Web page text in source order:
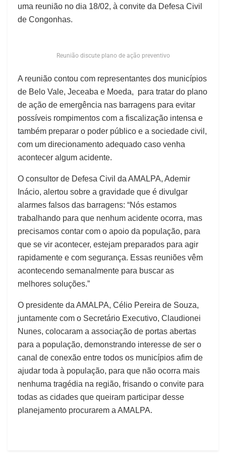
uma reunião no dia 18/02, à convite da Defesa Civil
de Congonhas.
Reunião discute plano de ação preventivo
A reunião contou com representantes dos municípios
de Belo Vale, Jeceaba e Moeda, para tratar do plano
de ação de emergência nas barragens para evitar
possíveis rompimentos com a fiscalização intensa e
também preparar o poder público e a sociedade civil,
com um direcionamento adequado caso venha
acontecer algum acidente.
O consultor de Defesa Civil da AMALPA, Ademir
Inácio, alertou sobre a gravidade que é divulgar
alarmes falsos das barragens: “Nós estamos
trabalhando para que nenhum acidente ocorra, mas
precisamos contar com o apoio da população, para
que se vir acontecer, estejam preparados para agir
rapidamente e com segurança. Essas reuniões vêm
acontecendo semanalmente para buscar as
melhores soluções.”
O presidente da AMALPA, Célio Pereira de Souza,
juntamente com o Secretário Executivo, Claudionei
Nunes, colocaram a associação de portas abertas
para a população, demonstrando interesse de ser o
canal de conexão entre todos os municípios afim de
ajudar toda à população, para que não ocorra mais
nenhuma tragédia na região, frisando o convite para
todas as cidades que queiram participar desse
planejamento procurarem a AMALPA.